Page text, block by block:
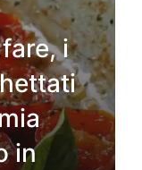
i
in